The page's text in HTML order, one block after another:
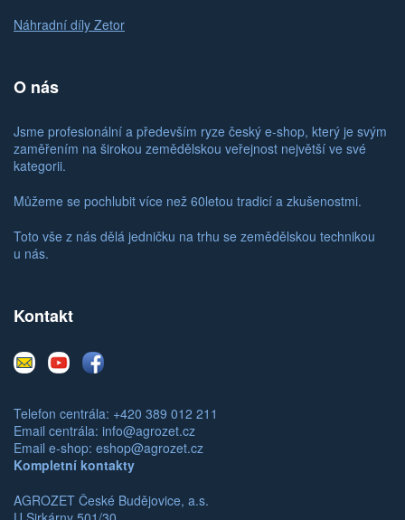
Náhradní díly Zetor
O nás
Jsme profesionální a především ryze český e-shop, který je svým
zaměřením na širokou zemědělskou veřejnost největší ve své
kategorii.
Můžeme se pochlubit více než 60letou tradicí a zkušenostmi.
Toto vše z nás dělá jedničku na trhu se zemědělskou technikou
u nás.
Kontakt
E-
mail
YoutubeFacebook
Telefon centrála: +420 389 012 211
Email centrála: info@agrozet.cz
Email e-shop: eshop@agrozet.cz
Kompletní kontakty
AGROZET České Budějovice, a.s.